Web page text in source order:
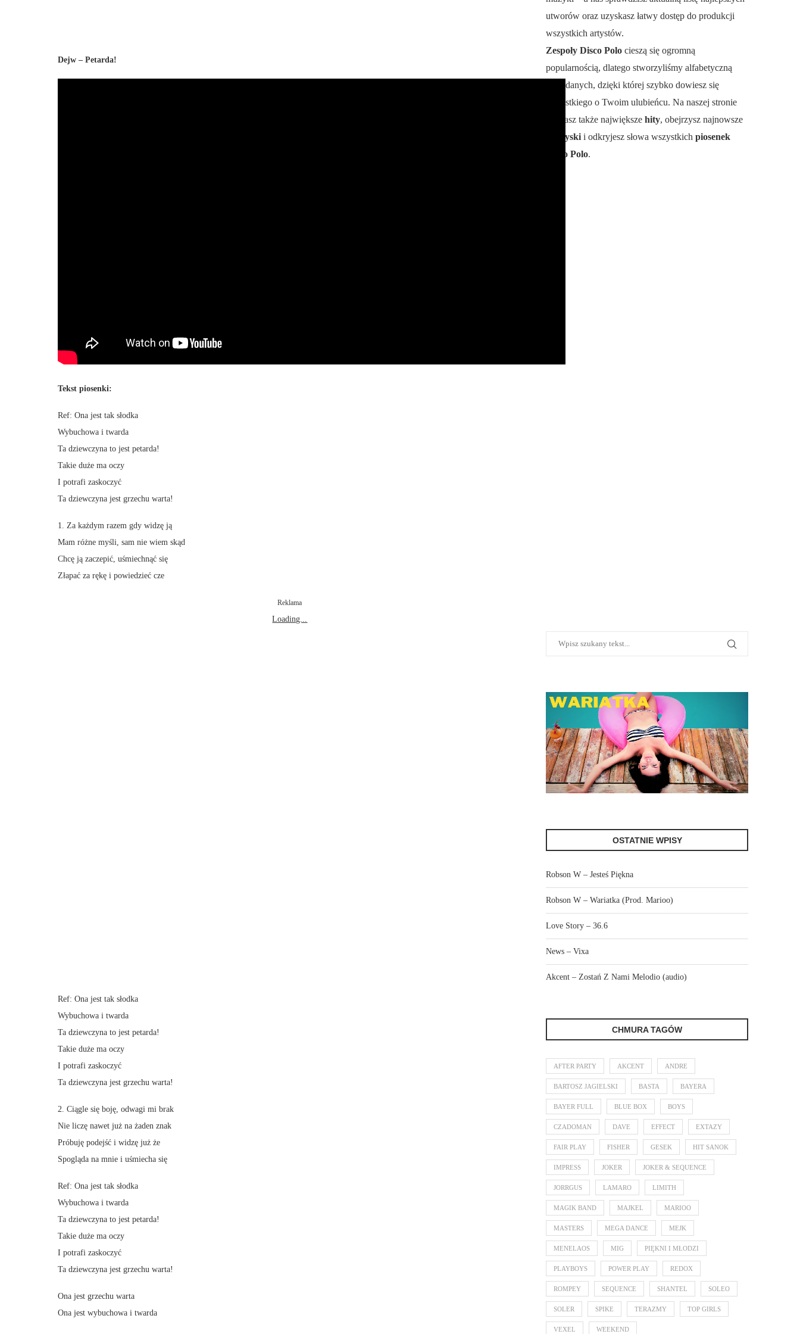
Dejw – Petarda!
Tekst piosenki:
Ref: Ona jest tak słodka
Wybuchowa i twarda
Ta dziewczyna to jest petarda!
Takie duże ma oczy
I potrafi zaskoczyć
Ta dziewczyna jest grzechu warta!
1. Za każdym razem gdy widzę ją
Mam różne myśli, sam nie wiem skąd
Chcę ją zaczepić, uśmiechnąć się
Złapać za rękę i powiedzieć cze
Reklama
Loading...
Ref: Ona jest tak słodka
Wybuchowa i twarda
Ta dziewczyna to jest petarda!
Takie duże ma oczy
I potrafi zaskoczyć
Ta dziewczyna jest grzechu warta!
2. Ciągle się boję, odwagi mi brak
Nie liczę nawet już na żaden znak
Próbuję podejść i widzę już że
Spogląda na mnie i uśmiecha się
Ref: Ona jest tak słodka
Wybuchowa i twarda
Ta dziewczyna to jest petarda!
Takie duże ma oczy
I potrafi zaskoczyć
Ta dziewczyna jest grzechu warta!
Ona jest grzechu warta
Ona jest wybuchowa i twarda
utworów oraz uzyskasz łatwy dostęp do produkcji
wszystkich artystów.
Zespoły Disco Polo cieszą się ogromną
popularnością, dlatego stworzyliśmy alfabetyczną
bazę danych, dzięki której szybko dowiesz się
wszystkiego o Twoim ulubieńcu. Na naszej stronie
poznasz także największe hity, obejrzysz najnowsze
teledyski i odkryjesz słowa wszystkich piosenek
Disco Polo.
OSTATNIE WPISY
Robson W – Jesteś Piękna
Robson W – Wariatka (Prod. Marioo)
Love Story – 36.6
News – Vixa
Akcent – Zostań Z Nami Melodio (audio)
CHMURA TAGÓW
AFTER PARTY AKCENT ANDRE
BARTOSZ JAGIELSKI BASTA BAYERA
BAYER FULL BLUE BOX BOYS
CZADOMAN DAVE EFFECT EXTAZY
FAIR PLAY FISHER GESEK HIT SANOK
IMPRESS JOKER JOKER & SEQUENCE
JORRGUS LAMARO LIMITH
MAGIK BAND MAJKEL MARIOO
MASTERS MEGA DANCE MEJK
MENELAOS MIG PIĘKNI I MŁODZI
PLAYBOYS POWER PLAY REDOX
ROMPEY SEQUENCE SHANTEL SOLEO
SOLER SPIKE TERAZMY TOP GIRLS
VEXEL WEEKEND